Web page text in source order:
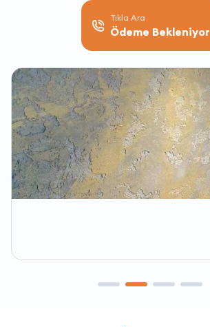
Tıkla Ara
Ödeme Bekleniyor